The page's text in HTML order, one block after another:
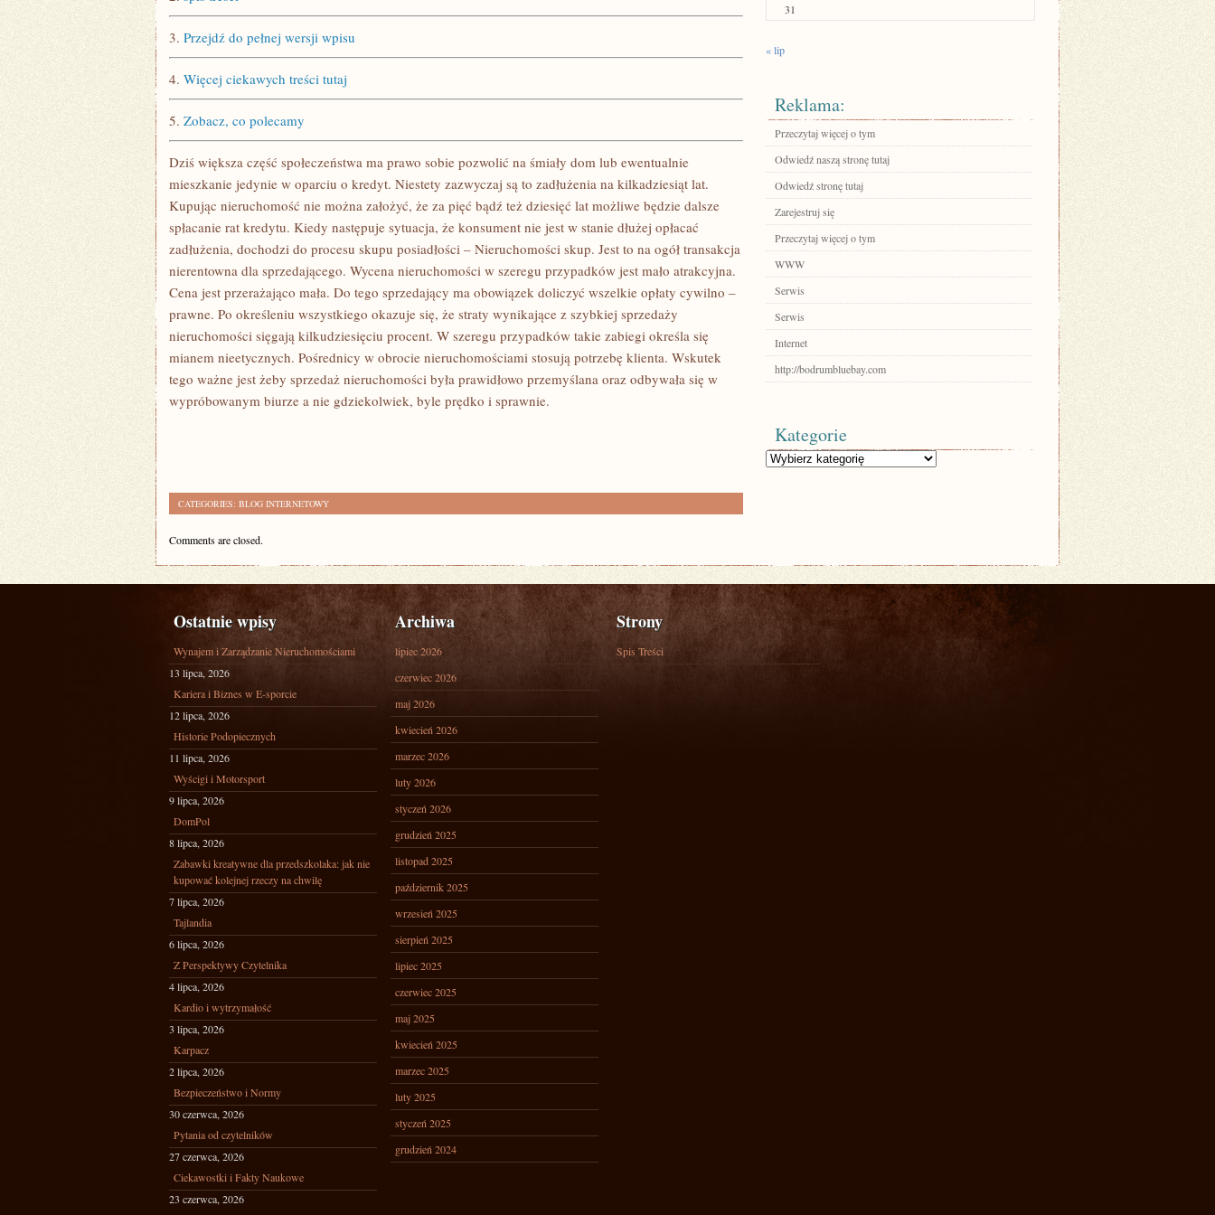
3. Przejdź do pełnej wersji wpisu
4. Więcej ciekawych treści tutaj
5. Zobacz, co polecamy
Dziś większa część społeczeństwa ma prawo sobie pozwolić na śmiały dom lub ewentualnie
mieszkanie jedynie w oparciu o kredyt. Niestety zazwyczaj są to zadłużenia na kilkadziesiąt lat.
Kupując nieruchomość nie można założyć, że za pięć bądź też dziesięć lat możliwe będzie dalsze
spłacanie rat kredytu. Kiedy następuje sytuacja, że konsument nie jest w stanie dłużej opłacać
zadłużenia, dochodzi do procesu skupu posiadłości – Nieruchomości skup. Jest to na ogół transakcja
nierentowna dla sprzedającego. Wycena nieruchomości w szeregu przypadków jest mało atrakcyjna.
Cena jest przerażająco mała. Do tego sprzedający ma obowiązek doliczyć wszelkie opłaty cywilno –
prawne. Po określeniu wszystkiego okazuje się, że straty wynikające z szybkiej sprzedaży
nieruchomości sięgają kilkudziesięciu procent. W szeregu przypadków takie zabiegi określa się
mianem nieetycznych. Pośrednicy w obrocie nieruchomościami stosują potrzebę klienta. Wskutek
tego ważne jest żeby sprzedaż nieruchomości była prawidłowo przemyślana oraz odbywała się w
wypróbowanym biurze a nie gdziekolwiek, byle prędko i sprawnie.
CATEGORIES: BLOG INTERNETOWY
Comments are closed.
31
« lip
Reklama:
Przeczytaj więcej o tym
Odwiedź naszą stronę tutaj
Odwiedź stronę tutaj
Zarejestruj się
Przeczytaj więcej o tym
WWW
Serwis
Serwis
Internet
http://bodrumbluebay.com
Kategorie
Kategorie
Ostatnie wpisy
Wynajem i Zarządzanie Nieruchomościami
13 lipca, 2026
Kariera i Biznes w E-sporcie
12 lipca, 2026
Historie Podopiecznych
11 lipca, 2026
Wyścigi i Motorsport
9 lipca, 2026
DomPol
8 lipca, 2026
Zabawki kreatywne dla przedszkolaka: jak nie
kupować kolejnej rzeczy na chwilę
7 lipca, 2026
Tajlandia
6 lipca, 2026
Z Perspektywy Czytelnika
4 lipca, 2026
Kardio i wytrzymałość
3 lipca, 2026
Karpacz
2 lipca, 2026
Bezpieczeństwo i Normy
30 czerwca, 2026
Pytania od czytelników
27 czerwca, 2026
Ciekawostki i Fakty Naukowe
23 czerwca, 2026
Archiwa
lipiec 2026
czerwiec 2026
maj 2026
kwiecień 2026
marzec 2026
luty 2026
styczeń 2026
grudzień 2025
listopad 2025
październik 2025
wrzesień 2025
sierpień 2025
lipiec 2025
czerwiec 2025
maj 2025
kwiecień 2025
marzec 2025
luty 2025
styczeń 2025
grudzień 2024
Strony
Spis Treści